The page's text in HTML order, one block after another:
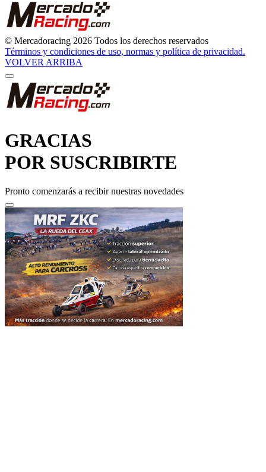
© Mercadoracing 2026 Todos los derechos reservados
Términos y condiciones de uso, normas y política de privacidad.
VOLVER ARRIBA
GRACIAS
POR SUSCRIBIRTE
Pronto comenzarás a recibir nuestras novedades